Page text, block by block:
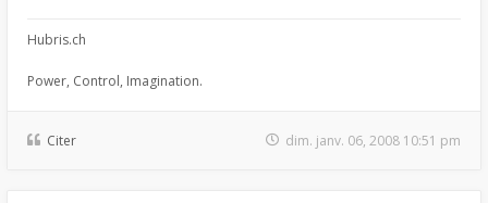
Hubris.ch
Power, Control, Imagination.
Citer dim. janv. 06, 2008 10:51 pm